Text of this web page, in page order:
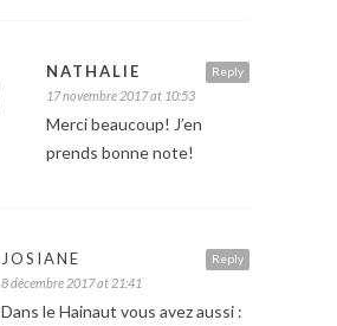
Reply
NATHALIE
17 novembre 2017 at 10:53
Merci beaucoup! J’en
prends bonne note!
Reply
JOSIANE
8 décembre 2017 at 21:41
Dans le Hainaut vous avez aussi :